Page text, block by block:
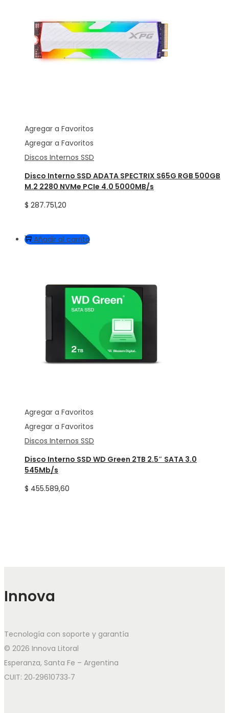
Agregar a Favoritos
Agregar a Favoritos
Discos Internos SSD
Disco Interno SSD ADATA SPECTRIX S65G RGB 500GB
M.2 2280 NVMe PCIe 4.0 5000MB/s
$ 287.751,20
Añadir al carrito
Agregar a Favoritos
Agregar a Favoritos
Discos Internos SSD
Disco Interno SSD WD Green 2TB 2.5″ SATA 3.0
545Mb/s
$ 455.589,60
Innova
Tecnología con soporte y garantía
© 2026 Innova Litoral
Esperanza, Santa Fe – Argentina
CUIT: 20‑29610733‑7